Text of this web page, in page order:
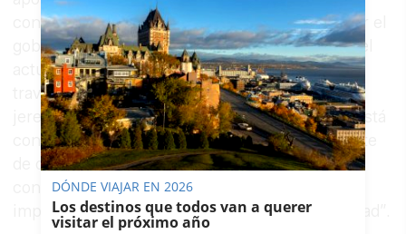
configuración de la programación planteada por el
gobierno socialista y que, siguiendo la tónica del
actual mandato, “ha tenido sentido solidario a
través de laparticipación multitudinariade los
jerezanos y jerezanas en esta Semana que ya está
consolidada. Hemos recibido consultas por parte
de otras ciudades de Andalucía interesadas en
conocer nuestra programación para poder
implantarla adaptada a su Semana de la Movilidad”.
DÓNDE VIAJAR EN 2026
Los destinos que todos van a querer
visitar el próximo año